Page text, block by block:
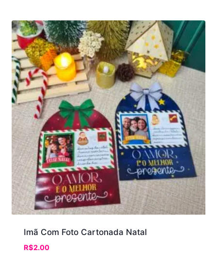
Imã Com Foto Cartonada Natal
R$2.00